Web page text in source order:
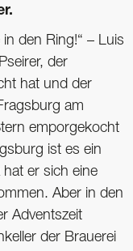
den Ring!“ – Luis
der
hat und der
am
emporgekocht
ist es ein
er sich eine
Aber in den
Adventszeit
der Brauerei